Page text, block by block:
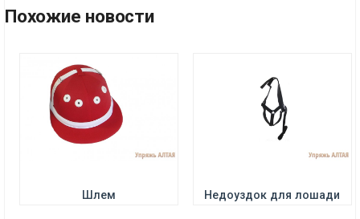
Похожие новости
Шлем Недоуздок для лошади
ПОДРОБНЕЕ
880 р.